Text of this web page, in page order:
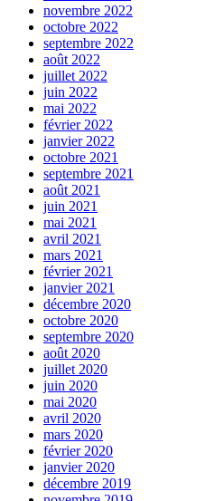
novembre 2022
octobre 2022
septembre 2022
août 2022
juillet 2022
juin 2022
mai 2022
février 2022
janvier 2022
octobre 2021
septembre 2021
août 2021
juin 2021
mai 2021
avril 2021
mars 2021
février 2021
janvier 2021
décembre 2020
octobre 2020
septembre 2020
août 2020
juillet 2020
juin 2020
mai 2020
avril 2020
mars 2020
février 2020
janvier 2020
décembre 2019